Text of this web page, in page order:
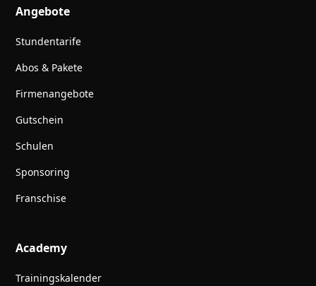
Angebote
Stundentarife
Abos & Pakete
Firmenangebote
Gutschein
Schulen
Sponsoring
Franschise
Academy
Trainingskalender